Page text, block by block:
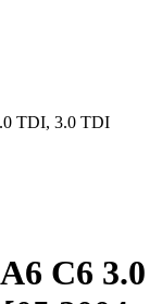
TDI, 3.0 TDI
C6 3.0